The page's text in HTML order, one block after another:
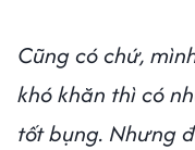
Cũng có chứ,
khó khăn thì có
tốt bụng. Nhưng